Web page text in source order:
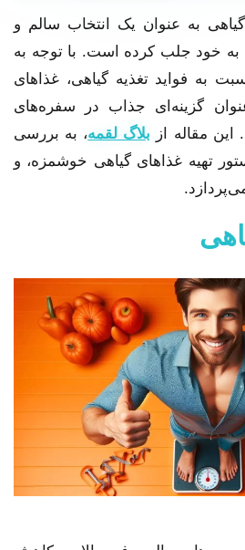
به عنوان یک انتخاب سالم و
به خود جلب کرده است. با توجه به
به فواید تغذیه گیاهی، غذاهای
گزینه‌ای جذاب در سفره‌های
این مقاله از بلاگ لقمه، به بررسی
تهیه غذاهای گیاهی خوشمزه، و